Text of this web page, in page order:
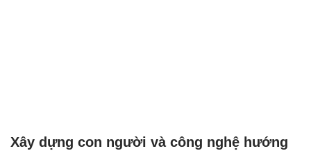
Xây dựng con người và công nghệ hướng